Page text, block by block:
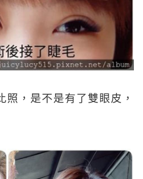
，是不是有了雙眼皮，